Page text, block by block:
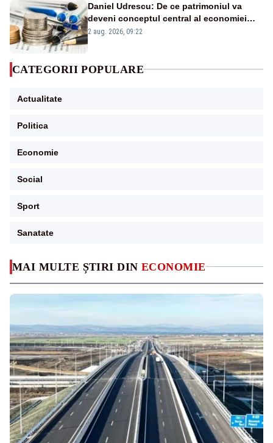
MAI MULTE ȘTIRI DIN ECONOMIE
Daniel Udrescu: De ce patrimoniul va
deveni conceptul central al economiei
viitoare?
2 aug. 2026, 09:22
CATEGORII POPULARE
Actualitate
Politica
Economie
Social
Sport
Sanatate